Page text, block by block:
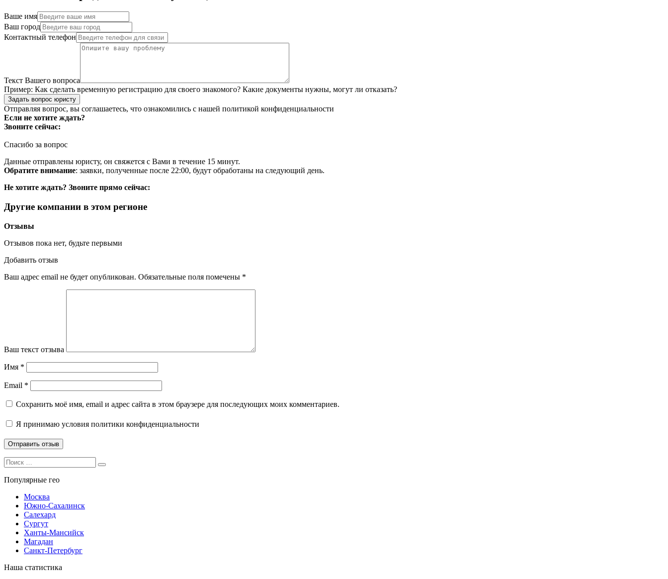
Ваше имя
Ваш город
Контактный телефон
Текст Вашего вопроса
Пример: Как сделать временную регистрацию для своего знакомого? Какие документы нужны, могут ли отказать?
Задать вопрос юристу
Отправляя вопрос, вы соглашаетесь, что ознакомились с нашей политикой конфиденциальности
Если не хотите ждать?
Звоните сейчас:
Спасибо за вопрос
Данные отправлены юристу, он свяжется с Вами в течение 15 минут.
Обратите внимание: заявки, полученные после 22:00, будут обработаны на следующий день.
Не хотите ждать? Звоните прямо сейчас:
Другие компании в этом регионе
Отзывы
Отзывов пока нет, будьте первыми
Добавить отзыв
Ваш адрес email не будет опубликован. Обязательные поля помечены *
Ваш текст отзыва
Имя *
Email *
Сохранить моё имя, email и адрес сайта в этом браузере для последующих моих комментариев.
Я принимаю условия политики конфиденциальности
Search
for:
Search
Популярные гео
Москва
Южно-Сахалинск
Салехард
Сургут
Ханты-Мансийск
Магадан
Санкт-Петербург
Наша статистика